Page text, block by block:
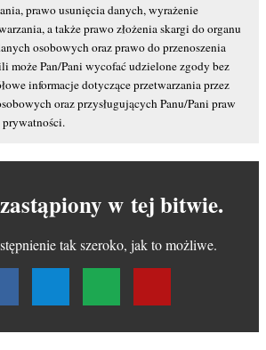
prawo usunięcia danych, wyrażenie
a także prawo złożenia skargi do organu
osobowych oraz prawo do przenoszenia
może Pan/Pani wycofać udzielone zgody bez
informacje dotyczące przetwarzania przez
oraz przysługujących Panu/Pani praw
w tej bitwie.
tak szeroko, jak to możliwe.